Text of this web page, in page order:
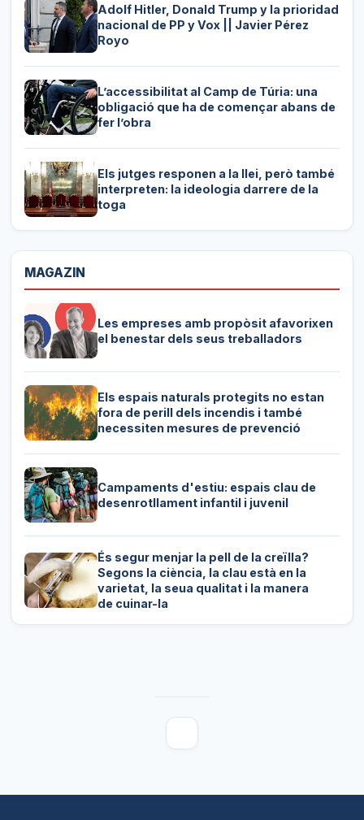
Adolf Hitler, Donald Trump y la prioridad
nacional de PP y Vox || Javier Pérez
Royo
L’accessibilitat al Camp de Túria: una
obligació que ha de començar abans de
fer l’obra
Els jutges responen a la llei, però també
interpreten: la ideologia darrere de la
toga
MAGAZIN
Les empreses amb propòsit afavorixen
el benestar dels seus treballadors
Els espais naturals protegits no estan
fora de perill dels incendis i també
necessiten mesures de prevenció
Campaments d'estiu: espais clau de
desenrotllament infantil i juvenil
És segur menjar la pell de la creïlla?
Segons la ciència, la clau està en la
varietat, la seua qualitat i la manera
de cuinar-la